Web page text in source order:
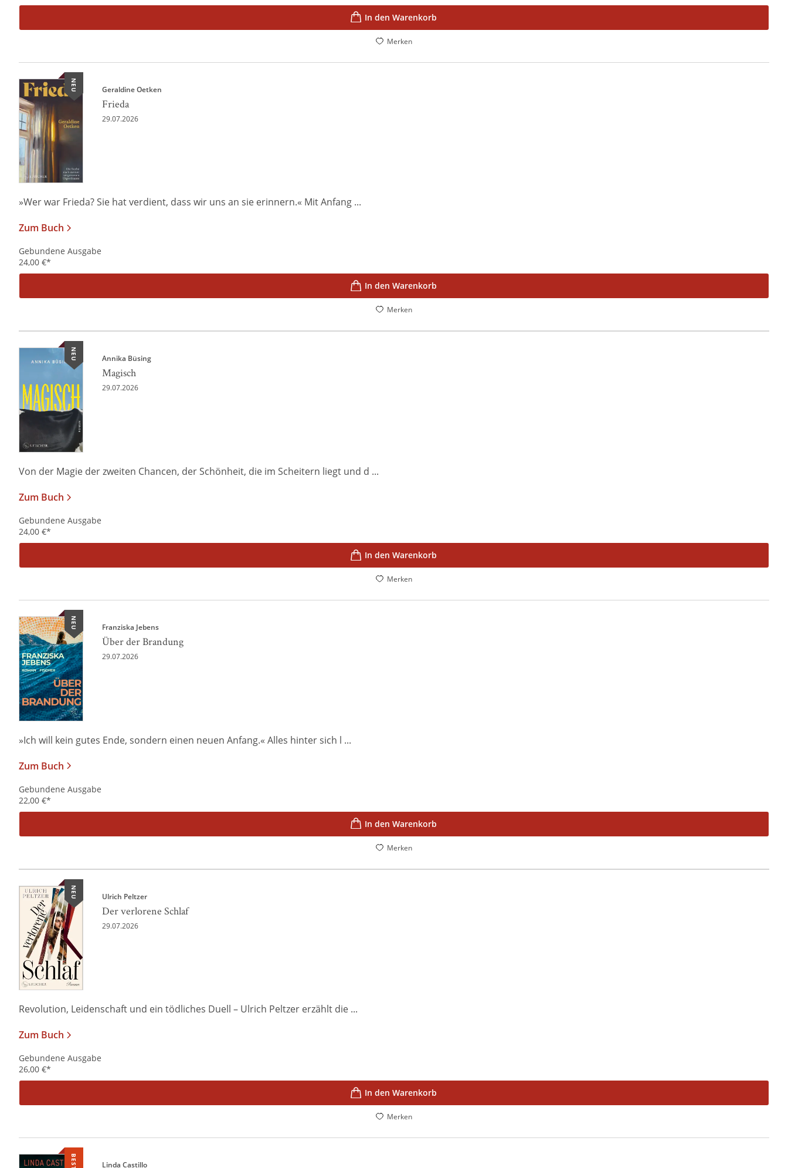
In den Warenkorb
Merken
NEU Geraldine Oetken
Frieda
29.07.2026
»Wer war Frieda? Sie hat verdient, dass wir uns an sie erinnern.« Mit Anfang ...
Zum Buch
Gebundene Ausgabe
24,00 €*
In den Warenkorb
Merken
NEU Annika Büsing
Magisch
29.07.2026
Von der Magie der zweiten Chancen, der Schönheit, die im Scheitern liegt und d ...
Zum Buch
Gebundene Ausgabe
24,00 €*
In den Warenkorb
Merken
NEU Franziska Jebens
Über der Brandung
29.07.2026
»Ich will kein gutes Ende, sondern einen neuen Anfang.« Alles hinter sich l ...
Zum Buch
Gebundene Ausgabe
22,00 €*
In den Warenkorb
Merken
NEU Ulrich Peltzer
Der verlorene Schlaf
29.07.2026
Revolution, Leidenschaft und ein tödliches Duell – Ulrich Peltzer erzählt die ...
Zum Buch
Gebundene Ausgabe
26,00 €*
In den Warenkorb
Merken
Linda Castillo